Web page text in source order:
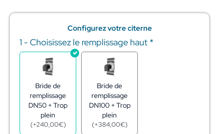
Configurez votre citerne
1 - Choisissez le remplissage haut *
Bride de
remplissage
DN50 + Trop
plein
(+240,00€)
Bride de
remplissage
DN100 + Trop
plein
(+384,00€)
quantité
de
Réserve
acier
galva
32m3
ø4,00